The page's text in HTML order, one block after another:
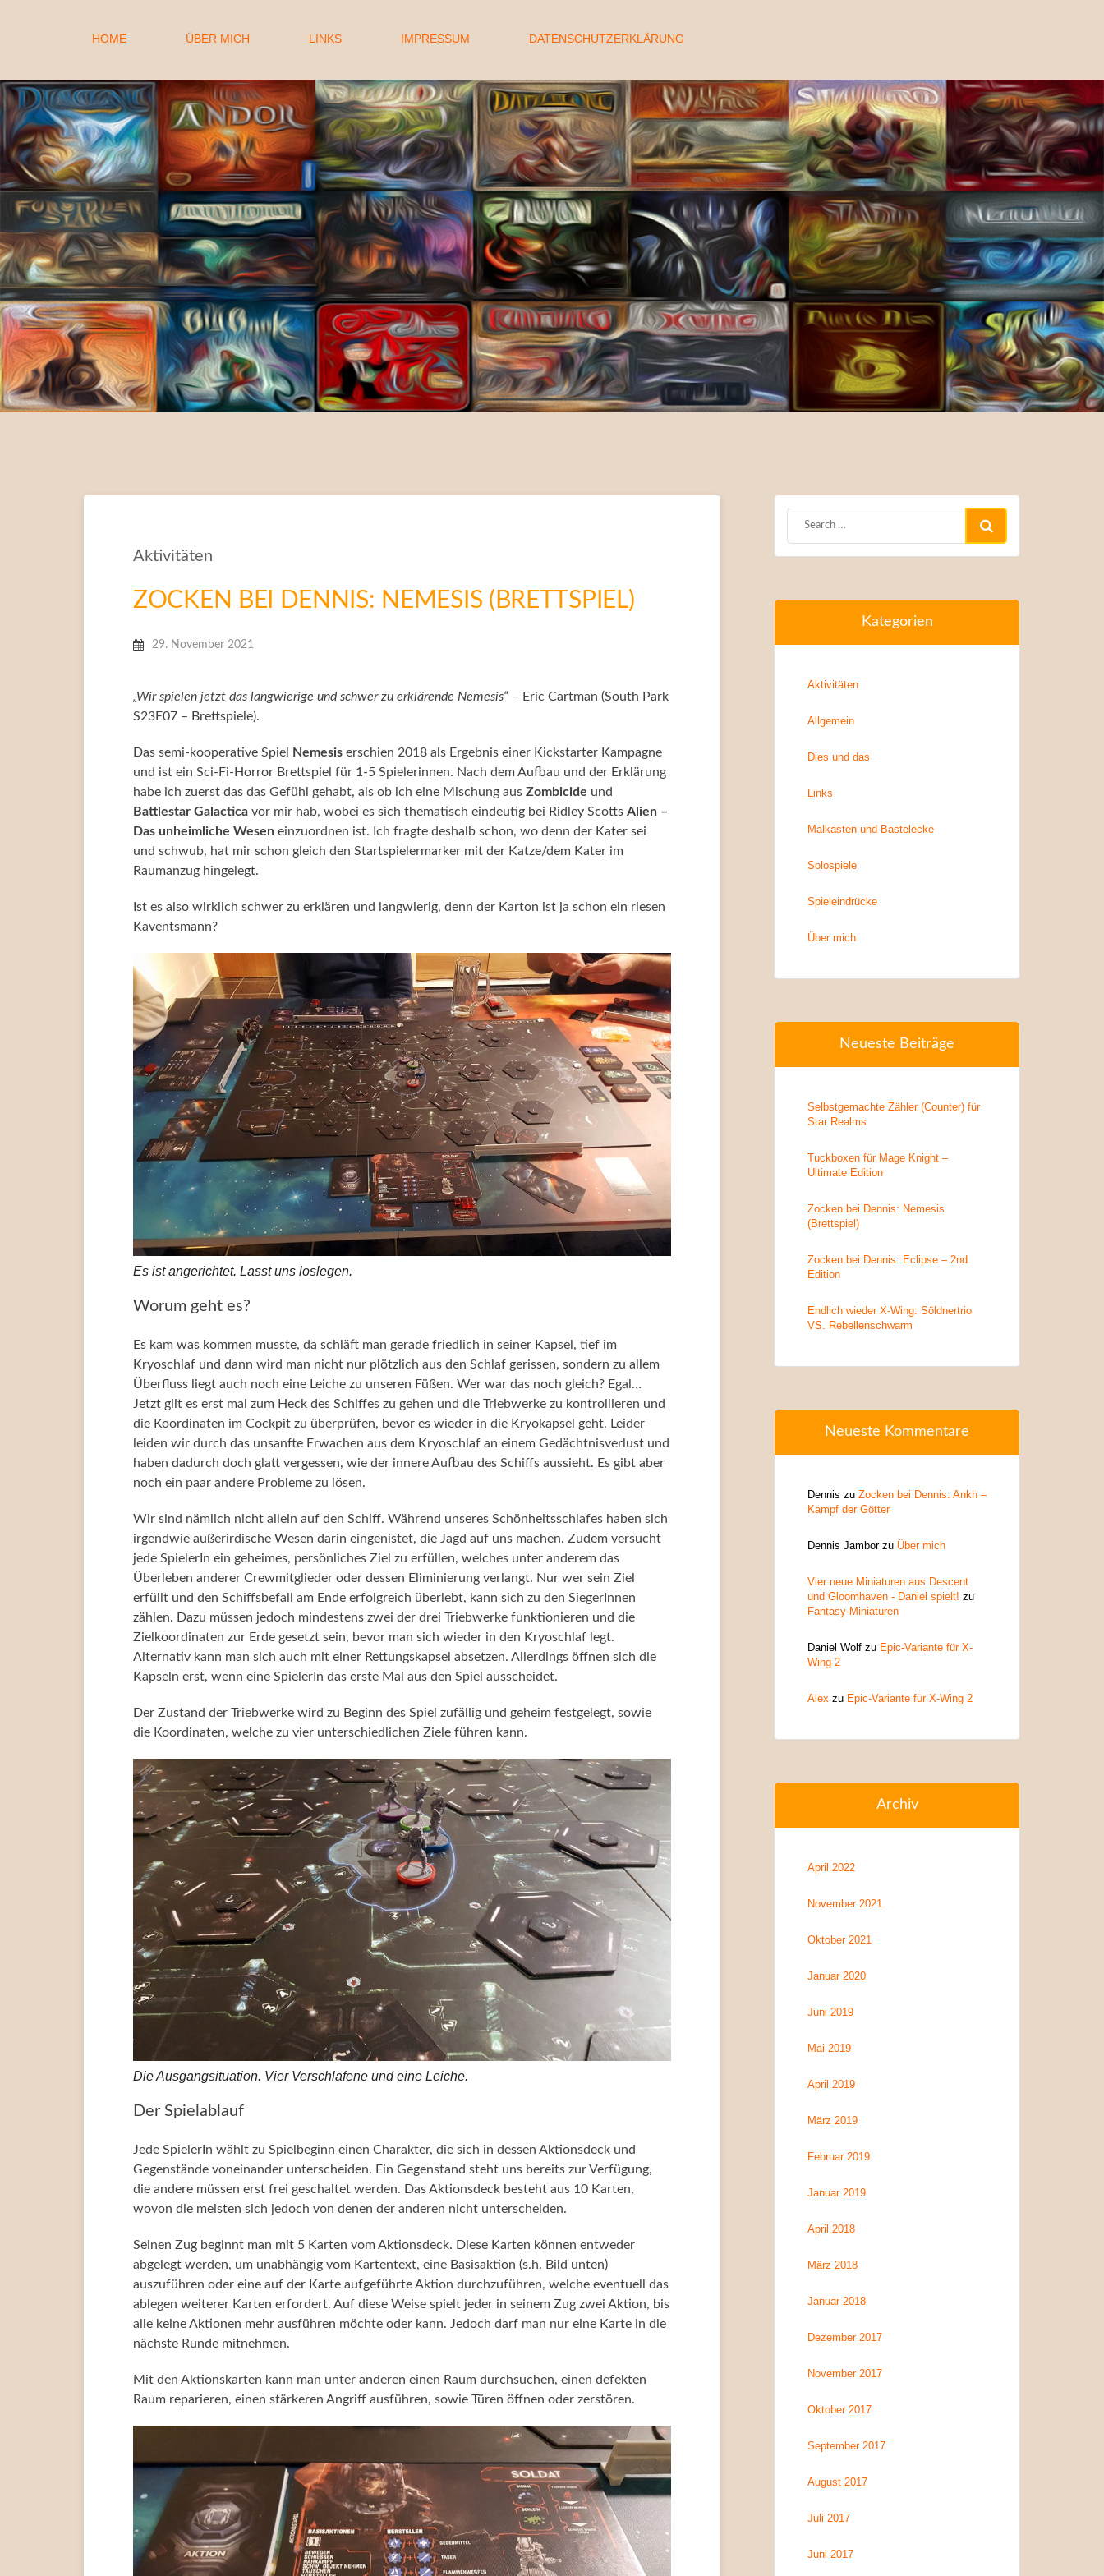
HOME ÜBER MICH LINKS IMPRESSUM DATENSCHUTZERKLÄRUNG
Aktivitäten
ZOCKEN BEI DENNIS: NEMESIS (BRETTSPIEL)
29. November 2021
„Wir spielen jetzt das langwierige und schwer zu erklärende Nemesis“ – Eric Cartman (South Park
S23E07 – Brettspiele).
Das semi-kooperative Spiel Nemesis erschien 2018 als Ergebnis einer Kickstarter Kampagne
und ist ein Sci-Fi-Horror Brettspiel für 1-5 Spielerinnen. Nach dem Aufbau und der Erklärung
habe ich zuerst das das Gefühl gehabt, als ob ich eine Mischung aus Zombicide und
Battlestar Galactica vor mir hab, wobei es sich thematisch eindeutig bei Ridley Scotts Alien –
Das unheimliche Wesen einzuordnen ist. Ich fragte deshalb schon, wo denn der Kater sei
und schwub, hat mir schon gleich den Startspielermarker mit der Katze/dem Kater im
Raumanzug hingelegt.
Ist es also wirklich schwer zu erklären und langwierig, denn der Karton ist ja schon ein riesen
Kaventsmann?
Es ist angerichtet. Lasst uns loslegen.
Worum geht es?
Es kam was kommen musste, da schläft man gerade friedlich in seiner Kapsel, tief im
Kryoschlaf und dann wird man nicht nur plötzlich aus den Schlaf gerissen, sondern zu allem
Überfluss liegt auch noch eine Leiche zu unseren Füßen. Wer war das noch gleich? Egal…
Jetzt gilt es erst mal zum Heck des Schiffes zu gehen und die Triebwerke zu kontrollieren und
die Koordinaten im Cockpit zu überprüfen, bevor es wieder in die Kryokapsel geht. Leider
leiden wir durch das unsanfte Erwachen aus dem Kryoschlaf an einem Gedächtnisverlust und
haben dadurch doch glatt vergessen, wie der innere Aufbau des Schiffs aussieht. Es gibt aber
noch ein paar andere Probleme zu lösen.
Wir sind nämlich nicht allein auf den Schiff. Während unseres Schönheitsschlafes haben sich
irgendwie außerirdische Wesen darin eingenistet, die Jagd auf uns machen. Zudem versucht
jede SpielerIn ein geheimes, persönliches Ziel zu erfüllen, welches unter anderem das
Überleben anderer Crewmitglieder oder dessen Eliminierung verlangt. Nur wer sein Ziel
erfüllt und den Schiffsbefall am Ende erfolgreich überlebt, kann sich zu den SiegerInnen
zählen. Dazu müssen jedoch mindestens zwei der drei Triebwerke funktionieren und die
Zielkoordinaten zur Erde gesetzt sein, bevor man sich wieder in den Kryoschlaf legt.
Alternativ kann man sich auch mit einer Rettungskapsel absetzen. Allerdings öffnen sich die
Kapseln erst, wenn eine SpielerIn das erste Mal aus den Spiel ausscheidet.
Der Zustand der Triebwerke wird zu Beginn des Spiel zufällig und geheim festgelegt, sowie
die Koordinaten, welche zu vier unterschiedlichen Ziele führen kann.
Die Ausgangsituation. Vier Verschlafene und eine Leiche.
Der Spielablauf
Jede SpielerIn wählt zu Spielbeginn einen Charakter, die sich in dessen Aktionsdeck und
Gegenstände voneinander unterscheiden. Ein Gegenstand steht uns bereits zur Verfügung,
die andere müssen erst frei geschaltet werden. Das Aktionsdeck besteht aus 10 Karten,
wovon die meisten sich jedoch von denen der anderen nicht unterscheiden.
Seinen Zug beginnt man mit 5 Karten vom Aktionsdeck. Diese Karten können entweder
abgelegt werden, um unabhängig vom Kartentext, eine Basisaktion (s.h. Bild unten)
auszuführen oder eine auf der Karte aufgeführte Aktion durchzuführen, welche eventuell das
ablegen weiterer Karten erfordert. Auf diese Weise spielt jeder in seinem Zug zwei Aktion, bis
alle keine Aktionen mehr ausführen möchte oder kann. Jedoch darf man nur eine Karte in die
nächste Runde mitnehmen.
Mit den Aktionskarten kann man unter anderen einen Raum durchsuchen, einen defekten
Raum reparieren, einen stärkeren Angriff ausführen, sowie Türen öffnen oder zerstören.
Kategorien
Aktivitäten
Allgemein
Dies und das
Links
Malkasten und Bastelecke
Solospiele
Spieleindrücke
Über mich
Neueste Beiträge
Selbstgemachte Zähler (Counter) für
Star Realms
Tuckboxen für Mage Knight –
Ultimate Edition
Zocken bei Dennis: Nemesis
(Brettspiel)
Zocken bei Dennis: Eclipse – 2nd
Edition
Endlich wieder X-Wing: Söldnertrio
VS. Rebellenschwarm
Neueste Kommentare
Dennis zu Zocken bei Dennis: Ankh –
Kampf der Götter
Dennis Jamborzu Über mich
Vier neue Miniaturen aus Descent
und Gloomhaven - Daniel spielt! zu
Fantasy-Miniaturen
Daniel Wolf zu Epic-Variante für X-
Wing 2
Alex zu Epic-Variante für X-Wing 2
Archiv
April 2022
November 2021
Oktober 2021
Januar 2020
Juni 2019
Mai 2019
April 2019
März 2019
Februar 2019
Januar 2019
April 2018
März 2018
Januar 2018
Dezember 2017
November 2017
Oktober 2017
September 2017
August 2017
Juli 2017
Juni 2017